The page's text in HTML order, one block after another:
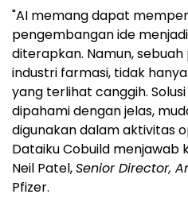
"AI memang dapat
pengembangan ide
diterapkan. Namun,
industri farmasi, tidak
yang terlihat canggih.
dipahami dengan jelas,
digunakan dalam aktivitas
Dataiku Cobuild menjawab
Neil Patel,Senior Director,
Pfizer.